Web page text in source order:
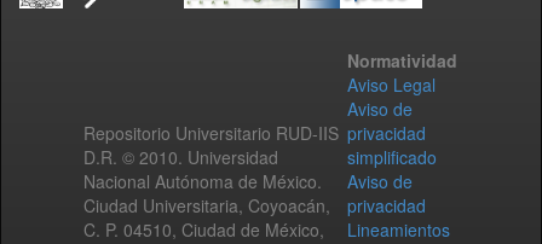
Repositorio Universitario RUD-IIS
D.R. © 2010. Universidad
Nacional Autónoma de México.
Ciudad Universitaria, Coyoacán,
C. P. 04510, Ciudad de México,
Normatividad
Aviso Legal
Aviso de
privacidad
simplificado
Aviso de
privacidad
Lineamientos